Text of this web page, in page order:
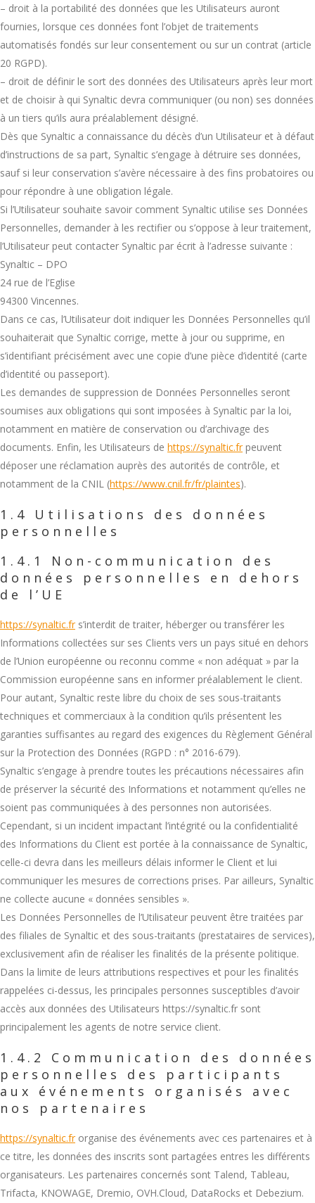
– droit à la portabilité des données que les Utilisateurs auront
fournies, lorsque ces données font l’objet de traitements
automatisés fondés sur leur consentement ou sur un contrat (article
20 RGPD).
– droit de définir le sort des données des Utilisateurs après leur mort
et de choisir à qui Synaltic devra communiquer (ou non) ses données
à un tiers qu’ils aura préalablement désigné.
Dès que Synaltic a connaissance du décès d’un Utilisateur et à défaut
d’instructions de sa part, Synaltic s’engage à détruire ses données,
sauf si leur conservation s’avère nécessaire à des fins probatoires ou
pour répondre à une obligation légale.
Si l’Utilisateur souhaite savoir comment Synaltic utilise ses Données
Personnelles, demander à les rectifier ou s’oppose à leur traitement,
l’Utilisateur peut contacter Synaltic par écrit à l’adresse suivante :
Synaltic – DPO
24 rue de l’Eglise
94300 Vincennes.
Dans ce cas, l’Utilisateur doit indiquer les Données Personnelles qu’il
souhaiterait que Synaltic corrige, mette à jour ou supprime, en
s’identifiant précisément avec une copie d’une pièce d’identité (carte
d’identité ou passeport).
Les demandes de suppression de Données Personnelles seront
soumises aux obligations qui sont imposées à Synaltic par la loi,
notamment en matière de conservation ou d’archivage des
documents. Enfin, les Utilisateurs de https://synaltic.frpeuvent
déposer une réclamation auprès des autorités de contrôle, et
notamment de la CNIL (https://www.cnil.fr/fr/plaintes).
1.4 Utilisations des données
personnelles
1.4.1 Non-communication des
données personnelles en dehors
de l’UE
https://synaltic.frs’interdit de traiter, héberger ou transférer les
Informations collectées sur ses Clients vers un pays situé en dehors
de l’Union européenne ou reconnu comme « non adéquat » par la
Commission européenne sans en informer préalablement le client.
Pour autant, Synaltic reste libre du choix de ses sous-traitants
techniques et commerciaux à la condition qu’ils présentent les
garanties suffisantes au regard des exigences du Règlement Général
sur la Protection des Données (RGPD : n° 2016-679).
Synaltic s’engage à prendre toutes les précautions nécessaires afin
de préserver la sécurité des Informations et notamment qu’elles ne
soient pas communiquées à des personnes non autorisées.
Cependant, si un incident impactant l’intégrité ou la confidentialité
des Informations du Client est portée à la connaissance de Synaltic,
celle-ci devra dans les meilleurs délais informer le Client et lui
communiquer les mesures de corrections prises. Par ailleurs, Synaltic
ne collecte aucune « données sensibles ».
Les Données Personnelles de l’Utilisateur peuvent être traitées par
des filiales de Synaltic et des sous-traitants (prestataires de services),
exclusivement afin de réaliser les finalités de la présente politique.
Dans la limite de leurs attributions respectives et pour les finalités
rappelées ci-dessus, les principales personnes susceptibles d’avoir
accès aux données des Utilisateurs https://synaltic.fr sont
principalement les agents de notre service client.
1.4.2 Communication des données
personnelles des participants
aux événements organisés avec
nos partenaires
https://synaltic.frorganise des événements avec ces partenaires et à
ce titre, les données des inscrits sont partagées entres les différents
organisateurs. Les partenaires concernés sont Talend, Tableau,
Trifacta, KNOWAGE, Dremio, OVH.Cloud, DataRocks et Debezium.